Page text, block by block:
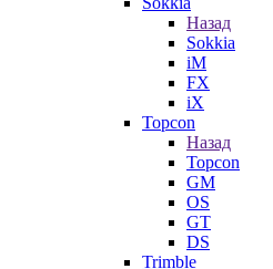
Назад
Sokkia
iM
FX
iX
Topcon
Назад
Topcon
GM
OS
GT
DS
Trimble